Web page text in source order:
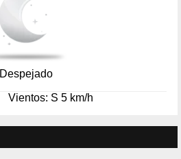
Despejado
Vientos: S 5 km/h